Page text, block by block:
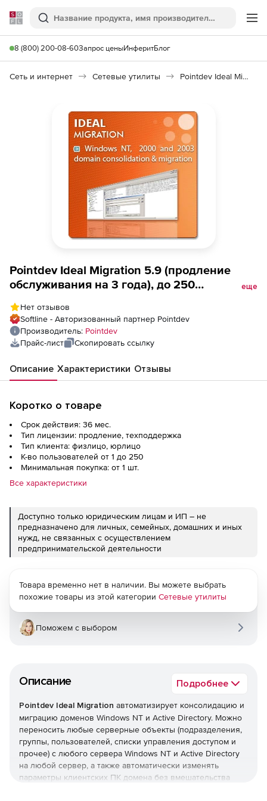
Softline
Поиск
8 (800) 200-08-60Запрос ценыИнферитБлог
Сеть и интернет Сетевые утилиты Pointdev Ideal Migration
Pointdev Ideal Migration 5.9 (продление
обслуживания на 3 года), до 250
еще
Нет отзывов
Softline - Авторизованный партнер Pointdev
Производитель: Pointdev
Прайс-лист
Скопировать ссылку
Описание Характеристики Отзывы
Коротко о товаре
Срок действия: 36 мес.
Тип лицензии: продление, техподдержка
Тип клиента: физлицо, юрлицо
К-во пользователей от 1 до 250
Минимальная покупка: от 1 шт.
Все характеристики
Доступно только юридическим лицам и ИП – не
предназначено для личных, семейных, домашних и иных
нужд, не связанных с осуществлением
предпринимательской деятельности
Описание Подробнее
Pointdev Ideal Migration автоматизирует консолидацию и
миграцию доменов Windows NT и Active Directory. Можно
переносить любые серверные объекты (подразделения,
группы, пользователей, списки управления доступом и
прочее) с любого сервера Windows NT и Active Directory
на любой сервер, а также автоматически изменять
параметры клиентских ПК домена без вмешательства
Товара временно нет в наличии. Вы можете выбрать
похожие товары из этой категории Сетевые утилиты
Поможем с выбором